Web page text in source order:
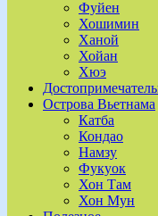
Фуйен
Хошимин
Ханой
Хойан
Хюэ
Острова Вьетнама
Катба
Кондао
Намзу
Фукуок
Хон Там
Хон Мун